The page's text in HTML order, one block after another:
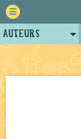
Auteurs
Retour
Forum
Projets
Tutoriels